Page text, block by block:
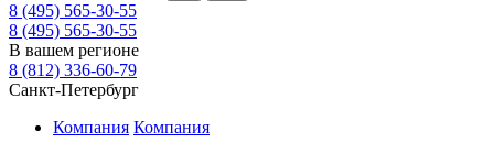
8 (495) 565-30-55
8 (495) 565-30-55
В вашем регионе
8 (812) 336-60-79
Санкт-Петербург
Компания Компания